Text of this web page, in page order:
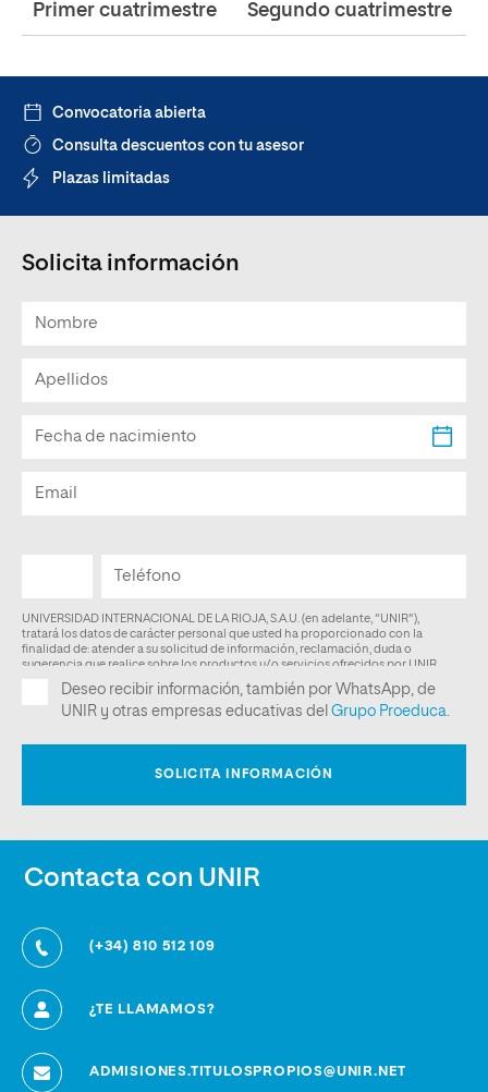
Primer cuatrimestre Segundo cuatrimestre
Convocatoria abierta
Consulta descuentos con tu asesor
Plazas limitadas
Solicita información
Contacta con UNIR
(+34) 810 512 109
¿TE LLAMAMOS?
ADMISIONES.TITULOSPROPIOS@UNIR.NET